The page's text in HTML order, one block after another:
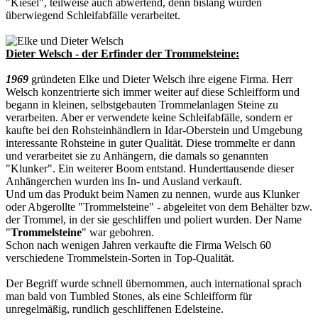
überwiegend Schleifabfälle verarbeitet.
Dieter Welsch - der Erfinder der Trommelsteine:
1969 gründeten Elke und Dieter Welsch ihre eigene Firma. Herr
Welsch konzentrierte sich immer weiter auf diese Schleifform und
begann in kleinen, selbstgebauten Trommelanlagen Steine zu
verarbeiten. Aber er verwendete keine Schleifabfälle, sondern er
kaufte bei den Rohsteinhändlern in Idar-Oberstein und Umgebung
interessante Rohsteine in guter Qualität. Diese trommelte er dann
und verarbeitet sie zu Anhängern, die damals so genannten
"Klunker". Ein weiterer Boom entstand. Hunderttausende dieser
Anhängerchen wurden ins In- und Ausland verkauft.
Und um das Produkt beim Namen zu nennen, wurde aus Klunker
oder Abgerollte "Trommelsteine" - abgeleitet von dem Behälter bzw.
der Trommel, in der sie geschliffen und poliert wurden. Der Name
"Trommelsteine" war gebohren.
Schon nach wenigen Jahren verkaufte die Firma Welsch 60
verschiedene Trommelstein-Sorten in Top-Qualität.
Der Begriff wurde schnell übernommen, auch international sprach
man bald von Tumbled Stones, als eine Schleifform für
unregelmäßig, rundlich geschliffenen Edelsteine.